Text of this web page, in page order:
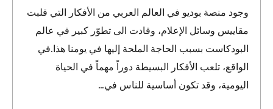
وجود منصة بوديو في العالم العربي من الأفكار التي قلبت
مقاييس وسائل الإعلام، وقادت الى تطوّر كبير في عالم
البودكاست بسبب الحاجة الملحة إليها في يومنا هذا.في
الواقع، تلعب الأفكار البسيطة دوراً مهماً في الحياة
اليومية، وقد تكون أساسية للناس في…